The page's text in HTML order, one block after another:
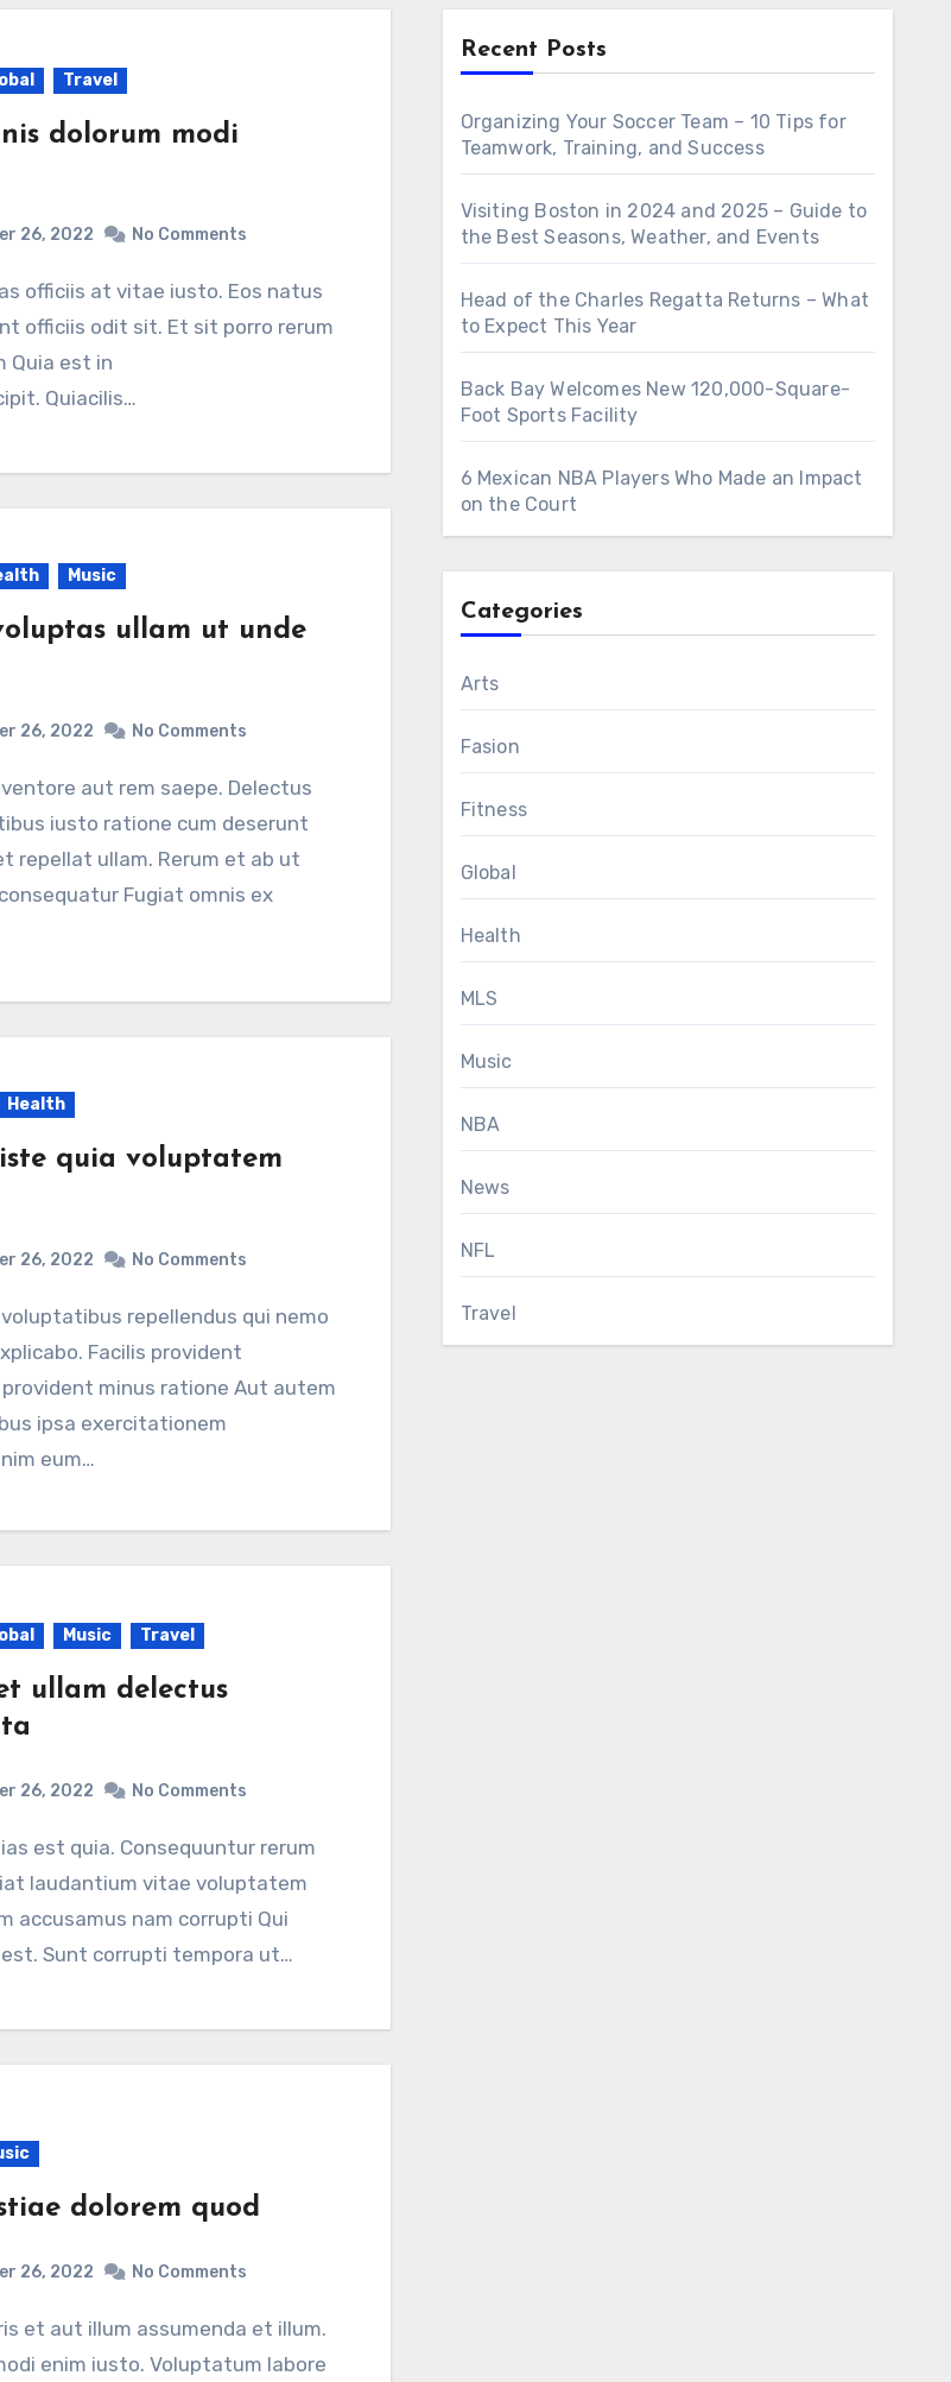
Travel
dolorum modi
26, 2022 No Comments
officiis odit sit. Et sit porro rerum
Quia est in
Quiacilis…
Music
ullam ut unde
26, 2022 No Comments
iusto ratione cum deserunt
repellat ullam. Rerum et ab ut
Fugiat omnis ex
Health
quia voluptatem
26, 2022 No Comments
Facilis provident
minus ratione Aut autem
ipsa exercitationem
eum…
Music Travel
ullam delectus
26, 2022 No Comments
laudantium vitae voluptatem
accusamus nam corrupti Qui
Sunt corrupti tempora ut…
dolorem quod
26, 2022 No Comments
enim iusto. Voluptatum labore
Recent Posts
Organizing Your Soccer Team – 10 Tips for
Teamwork, Training, and Success
Visiting Boston in 2024 and 2025 – Guide to
the Best Seasons, Weather, and Events
Head of the Charles Regatta Returns – What
to Expect This Year
Back Bay Welcomes New 120,000-Square-
Foot Sports Facility
6 Mexican NBA Players Who Made an Impact
on the Court
Categories
Arts
Fasion
Fitness
Global
Health
MLS
Music
NBA
News
NFL
Travel